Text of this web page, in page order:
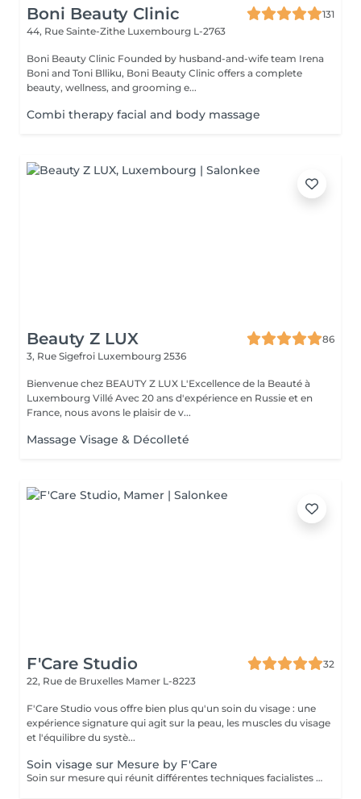
Boni Beauty Clinic
131
44, Rue Sainte-Zithe Luxembourg L-2763
Boni Beauty Clinic Founded by husband-and-wife team Irena
Boni and Toni Blliku, Boni Beauty Clinic offers a complete
beauty, wellness, and grooming e...
Combi therapy facial and body massage
Beauty Z LUX
86
3, Rue Sigefroi Luxembourg 2536
Bienvenue chez BEAUTY Z LUX L'Excellence de la Beauté à
Luxembourg Villé Avec 20 ans d'expérience en Russie et en
France, nous avons le plaisir de v...
Massage Visage & Décolleté
F'Care Studio
32
22, Rue de Bruxelles Mamer L-8223
F'Care Studio vous offre bien plus qu'un soin du visage : une
expérience signature qui agit sur la peau, les muscles du visage
et l'équilibre du systè...
Soin visage sur Mesure by F'Care
Soin sur mesure qui réunit différentes techniques facialistes pour cibler en profondeur vos besoins et attentes, zone par zone. La promesse d'une pause bien-être rien que pour vous, d'un soin massage facialiste sur mesure avec des résultats visibles immédiatement. Pour qui ? Vous aimez les soins du visage naturels et non invasifs reposant sur les bienfaits du massage manuel pour transformer durablement la qualité de votre peau et la structure de votre visage. Bénéfices : Effets visibles sur les signes de vieillissement, de fatigue, les gonflements, les imperfections et le manque d'éclat. Chaque soin est réalisé sur mesure en fonction de vos besoins et attentes - Diagnostic de peau et morpho facial - Nettoyage de la peau - Massage en profondeur du visage, cou, décolleté et crâne - Recommandation personnalisé Soin de 60 minutes : 140 € Soin de 75 minutes : 160€ Soin de 90 minutes : 180€ Ajoutez une séance de thérapie LED anti imperfections de 20 minutes (+25€). Lieu : F'Care Studio, 22 rue de Bruxelles à Mamer (Luxembourg). Place de parking privative à droite du studio.